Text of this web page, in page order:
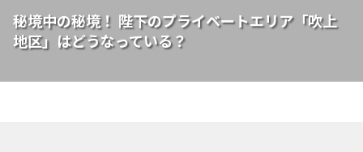
秘境中の秘境！ 陛下のプライベートエリア「吹上
地区」はどうなっている？